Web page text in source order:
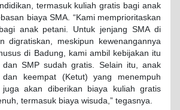
termasuk kuliah gratis bagi anak
biaya SMA. “Kami memprioritaskan
anak petani. Untuk jenjang SMA di
digratiskan, meskipun kewenangannya
di Badung, kami ambil kebijakan itu
dan SMP sudah gratis. Selain itu, anak
dan keempat (Ketut) yang menempuh
juga akan diberikan biaya kuliah gratis
termasuk biaya wisuda,” tegasnya.